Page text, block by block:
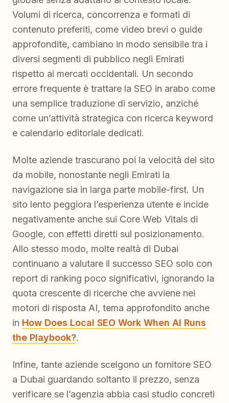
Volumi di ricerca, concorrenza e formati di
contenuto preferiti, come video brevi o guide
approfondite, cambiano in modo sensibile tra i
diversi segmenti di pubblico negli Emirati
rispetto ai mercati occidentali. Un secondo
errore frequente è trattare la SEO in arabo come
una semplice traduzione di servizio, anziché
come un’attività strategica con ricerca keyword
e calendario editoriale dedicati.
Molte aziende trascurano poi la velocità del sito
da mobile, nonostante negli Emirati la
navigazione sia in larga parte mobile-first. Un
sito lento peggiora l’esperienza utente e incide
negativamente anche sui Core Web Vitals di
Google, con effetti diretti sul posizionamento.
Allo stesso modo, molte realtà di Dubai
continuano a valutare il successo SEO solo con
report di ranking poco significativi, ignorando la
quota crescente di ricerche che avviene nei
motori di risposta AI, tema approfondito anche
in How Does Local SEO Work When AI Runs
the Playbook?.
Infine, tante aziende scelgono un fornitore SEO
a Dubai guardando soltanto il prezzo, senza
verificare se l’agenzia abbia casi studio concreti